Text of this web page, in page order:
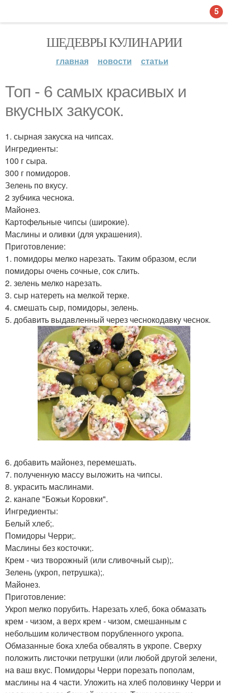
ШЕДЕВРЫ КУЛИНАРИИ
главная новости статьи
Топ - 6 самых красивых и
вкусных закусок.
1. сырная закуска на чипсах.
Ингредиенты:
100 г сыра.
300 г помидоров.
Зелень по вкусу.
2 зубчика чеснока.
Майонез.
Картофельные чипсы (широкие).
Маслины и оливки (для украшения).
Приготовление:
1. помидоры мелко нарезать. Таким образом, если
помидоры очень сочные, сок слить.
2. зелень мелко нарезать.
3. сыр натереть на мелкой терке.
4. смешать сыр, помидоры, зелень.
5. добавить выдавленный через чеснокодавку чеснок.
6. добавить майонез, перемешать.
7. полученную массу выложить на чипсы.
8. украсить маслинами.
2. канапе "Божьи Коровки".
Ингредиенты:
Белый хлеб;.
Помидоры Черри;.
Маслины без косточки;.
Крем - чиз творожный (или сливочный сыр);.
Зелень (укроп, петрушка);.
Майонез.
Приготовление:
Укроп мелко порубить. Нарезать хлеб, бока обмазать
крем - чизом, а верх крем - чизом, смешанным с
небольшим количеством порубленного укропа.
Обмазанные бока хлеба обвалять в укропе. Сверху
положить листочки петрушки (или любой другой зелени,
на ваш вкус. Помидоры Черри порезать пополам,
маслины на 4 части. Уложить на хлеб половинку Черри и
5